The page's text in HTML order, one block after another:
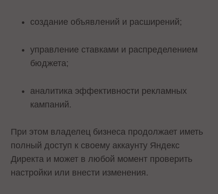
создание объявлений и расширений;
управление ставками и распределением
бюджета;
аналитика эффективности рекламных
кампаний.
При этом владелец бизнеса продолжает иметь
полный доступ к своему аккаунту Яндекс
Директа и может в любой момент проверить
настройки или внести изменения.